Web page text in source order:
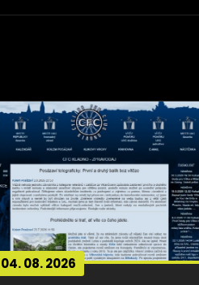
04. 08. 2026